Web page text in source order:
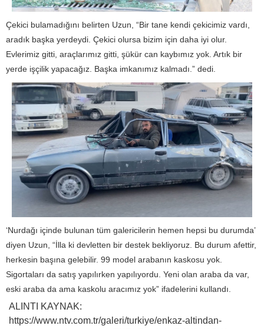
Çekici bulamadığını belirten Uzun, “Bir tane kendi çekicimiz vardı,
aradık başka yerdeydi. Çekici olursa bizim için daha iyi olur.
Evlerimiz gitti, araçlarımız gitti, şükür can kaybımız yok. Artık bir
yerde işçilik yapacağız. Başka imkanımız kalmadı.” dedi.
‘Nurdağı içinde bulunan tüm galericilerin hemen hepsi bu durumda’
diyen Uzun, “İlla ki devletten bir destek bekliyoruz. Bu durum afettir,
herkesin başına gelebilir. 99 model arabanın kaskosu yok.
Sigortaları da satış yapılırken yapılıyordu. Yeni olan araba da var,
eski araba da ama kaskolu aracımız yok” ifadelerini kullandı.
ALINTI KAYNAK:
https://www.ntv.com.tr/galeri/turkiye/enkaz-altindan-